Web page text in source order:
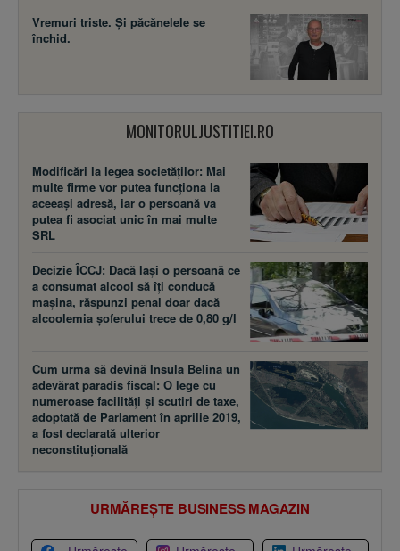
Vremuri triste. Şi păcănelele se
închid.
MONITORULJUSTITIEI.RO
Modificări la legea societăţilor: Mai
multe firme vor putea funcţiona la
aceeaşi adresă, iar o persoană va
putea fi asociat unic în mai multe
SRL
Decizie ÎCCJ: Dacă laşi o persoană ce
a consumat alcool să îţi conducă
maşina, răspunzi penal doar dacă
alcoolemia şoferului trece de 0,80 g/l
Cum urma să devină Insula Belina un
adevărat paradis fiscal: O lege cu
numeroase facilităţi şi scutiri de taxe,
adoptată de Parlament în aprilie 2019,
a fost declarată ulterior
neconstituţională
URMĂREȘTE BUSINESS MAGAZIN